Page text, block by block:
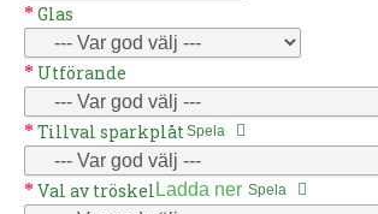
Glas
Utförande
Tillval sparkplåt Spela
Val av tröskel Ladda ner Spela